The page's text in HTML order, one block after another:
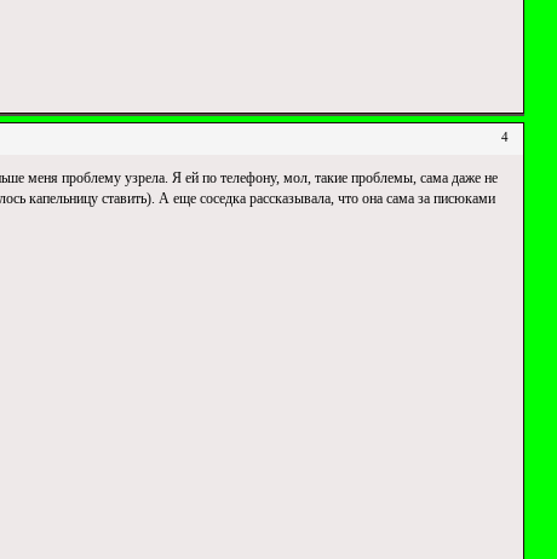
4
меня проблему узрела. Я ей по телефону, мол, такие проблемы, сама даже не
капельницу ставить). А еще соседка рассказывала, что она сама за писюками